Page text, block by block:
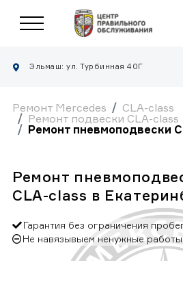
Эльмаш: ул. Турбинная 40Г
Ремонт Mercedes
CLA-class
Ремонт подвески CLA-class
Ремонт пневмоподвески
Ремонт
CLA-class в
Гарантия без ограничения
Не навязывыем ненужные работы